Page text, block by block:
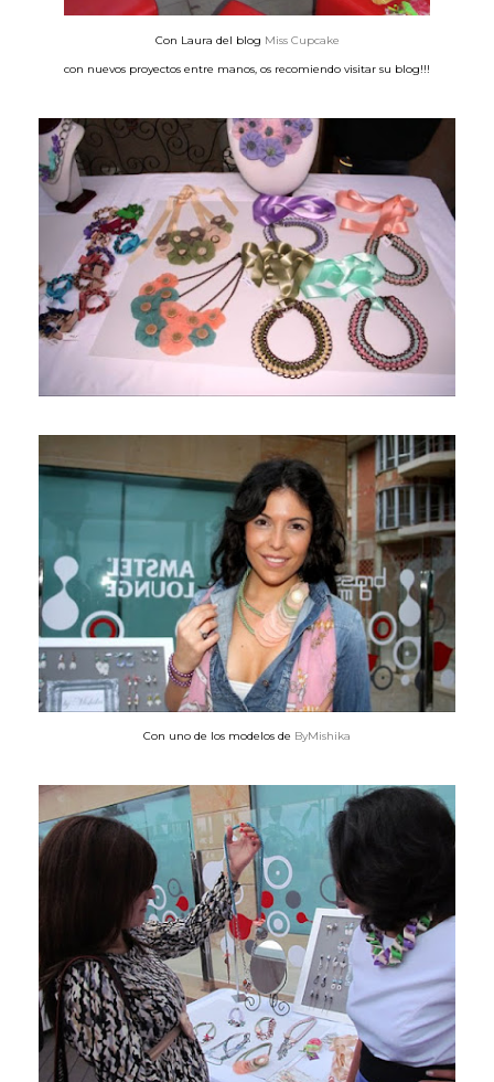
Con Laura del blog Miss Cupcake
con nuevos proyectos entre manos, os recomiendo visitar su blog!!!
Con uno de los modelos de ByMishika